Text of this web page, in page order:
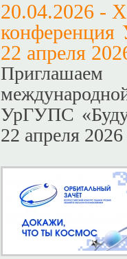
20.04.2026 -
конференция
22 апреля
УрГУПС
22 апреля 2026